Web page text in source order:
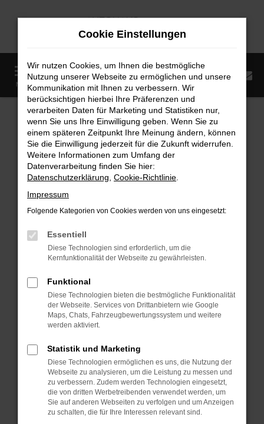
Zum
MENÜ
Startseite Fahrzeugangebote Fahrzeugmarkt
Fahrzeugmarkt
Fehler: Network Error
Beim Laden ist ein Fehler aufgetreten.
Hier sind ein paar Tipps, die dir helfen können:
Überprüfe deine Firewall und deine
Internetverbindung.
deine Suchmaschine?
Prüfe deine Browsererweiterungen.
Manche Erweiterungen, wie Werbeblocker,
können das Laden bestimmter Seiten
anderen Browser oder in einem privaten
Fenster?
Starte dein Gerät neu.
Das kann manchmal helfen,
vorübergehende Probleme zu beheben.
Cookie Einstellungen
Wir nutzen Cookies, um Ihnen die bestmögliche
Nutzung unserer Webseite zu ermöglichen und unsere
Kommunikation mit Ihnen zu verbessern. Wir
berücksichtigen hierbei Ihre Präferenzen und
verarbeiten Daten für Marketing und Statistiken nur,
wenn Sie uns Ihre Einwilligung geben. Wenn Sie zu
einem späteren Zeitpunkt Ihre Meinung ändern, können
Sie die Einwilligung jederzeit für die Zukunft widerrufen.
Weitere Informationen zum Umfang der
Datenverarbeitung finden Sie hier:
Datenschutzerklärung Cookie-Richtlinie
Impressum
Folgende Kategorien von Cookies werden von uns eingesetzt:
Essentiell
Diese Technologien sind erforderlich, um die
Kernfunktionalität der Webseite zu gewährleisten.
Funktional
Diese Technologien bieten die bestmögliche Funktionalität
der Webseite. Services von Drittanbietern wie Google
Maps, Chats, Fahrzeugbewertungssystem und weitere
werden aktiviert.
Statistik und Marketing
Diese Technologien ermöglichen es uns, die Nutzung der
Webseite zu analysieren, um die Leistung zu messen und
zu verbessern. Zudem werden Technologien eingesetzt,
die von dritten Werbetreibenden verwendet werden, um
Sie auf anderen Webseiten zu verfolgen und um Anzeigen
zu schalten, die für Ihre Interessen relevant sind.